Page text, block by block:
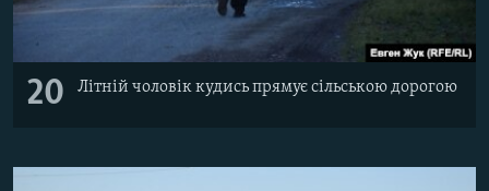
20 Літній чоловік кудись прямує сільською дорогою